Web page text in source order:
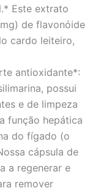
Este extrato
de flavonóide
cardo leiteiro,
antioxidante*:
possui
e de limpeza
função hepática
do fígado (o
cápsula de
a regenerar e
remover